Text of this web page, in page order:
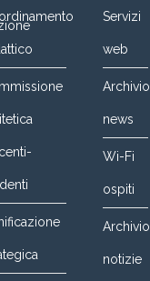
Servizi
web
Archivio
news
Wi-Fi
ospiti
Archivio
notizie